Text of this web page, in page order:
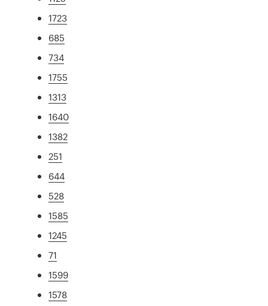
1723
685
734
1755
1313
1640
1382
251
644
528
1585
1245
71
1599
1578